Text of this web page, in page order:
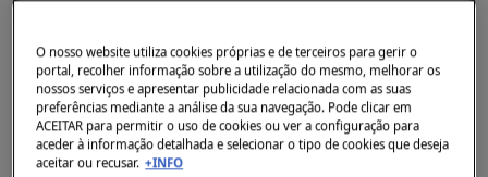
Sweatshirt de riscas
4.4 (72)
7,99 €
29,99 € Desconto 22,00 €
O nosso website utiliza cookies próprias e de terceiros para gerir o
portal, recolher informação sobre a utilização do mesmo, melhorar os
nossos serviços e apresentar publicidade relacionada com as suas
preferências mediante a análise da sua navegação. Pode clicar em
ACEITAR para permitir o uso de cookies ou ver a configuração para
aceder à informação detalhada e selecionar o tipo de cookies que deseja
aceitar ou recusar. +INFO